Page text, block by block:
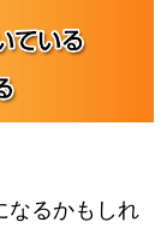
なるかもしれ